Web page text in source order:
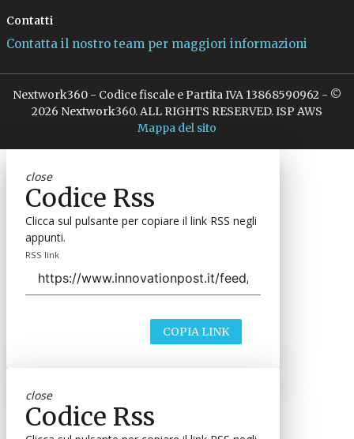
Contatti
Contatta il nostro team per maggiori informazioni
Nextwork360 - Codice fiscale e Partita IVA 13868590962 - ©
2026 Nextwork360. ALL RIGHTS RESERVED. ISP AWS
Mappa del sito
close
Codice Rss
Clicca sul pulsante per copiare il link RSS negli
appunti.
RSS link
COPIA LINK
close
Codice Rss